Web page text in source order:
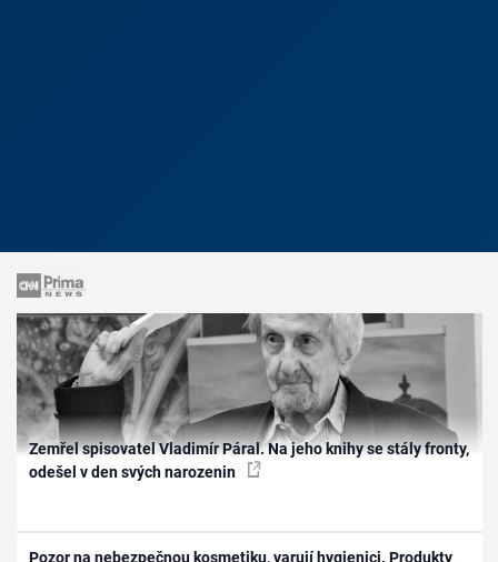
Zemřel spisovatel Vladimír Páral. Na jeho knihy se stály fronty,
odešel v den svých narozenin
Pozor na nebezpečnou kosmetiku, varují hygienici. Produkty